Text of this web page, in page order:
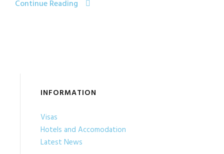
Continue Reading
INFORMATION
Visas
Hotels and Accomodation
Latest News